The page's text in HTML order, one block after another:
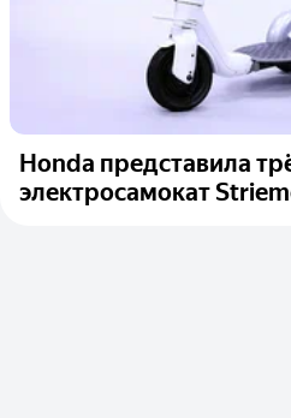
Honda представила
электросамокат